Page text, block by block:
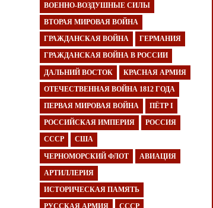
ВОЕННО-ВОЗДУШНЫЕ СИЛЫ
ВТОРАЯ МИРОВАЯ ВОЙНА
ГРАЖДАНСКАЯ ВОЙНА ГЕРМАНИЯ
ГРАЖДАНСКАЯ ВОЙНА В РОССИИ
ДАЛЬНИЙ ВОСТОК КРАСНАЯ АРМИЯ
ОТЕЧЕСТВЕННАЯ ВОЙНА 1812 ГОДА
ПЕРВАЯ МИРОВАЯ ВОЙНА ПЁТР I
РОССИЙСКАЯ ИМПЕРИЯ РОССИЯ
СССР США
ЧЕРНОМОРСКИЙ ФЛОТ АВИАЦИЯ
АРТИЛЛЕРИЯ
ИСТОРИЧЕСКАЯ ПАМЯТЬ
РУССКАЯ АРМИЯ СССР